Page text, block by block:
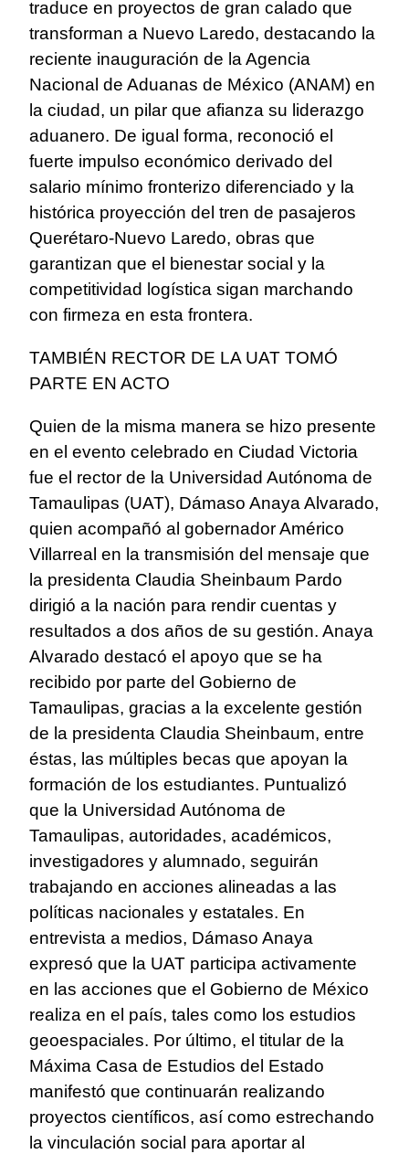
traduce en proyectos de gran calado que
transforman a Nuevo Laredo, destacando la
reciente inauguración de la Agencia
Nacional de Aduanas de México (ANAM) en
la ciudad, un pilar que afianza su liderazgo
aduanero. De igual forma, reconoció el
fuerte impulso económico derivado del
salario mínimo fronterizo diferenciado y la
histórica proyección del tren de pasajeros
Querétaro-Nuevo Laredo, obras que
garantizan que el bienestar social y la
competitividad logística sigan marchando
con firmeza en esta frontera.
TAMBIÉN RECTOR DE LA UAT TOMÓ
PARTE EN ACTO
Quien de la misma manera se hizo presente
en el evento celebrado en Ciudad Victoria
fue el rector de la Universidad Autónoma de
Tamaulipas (UAT), Dámaso Anaya Alvarado,
quien acompañó al gobernador Américo
Villarreal en la transmisión del mensaje que
la presidenta Claudia Sheinbaum Pardo
dirigió a la nación para rendir cuentas y
resultados a dos años de su gestión. Anaya
Alvarado destacó el apoyo que se ha
recibido por parte del Gobierno de
Tamaulipas, gracias a la excelente gestión
de la presidenta Claudia Sheinbaum, entre
éstas, las múltiples becas que apoyan la
formación de los estudiantes. Puntualizó
que la Universidad Autónoma de
Tamaulipas, autoridades, académicos,
investigadores y alumnado, seguirán
trabajando en acciones alineadas a las
políticas nacionales y estatales. En
entrevista a medios, Dámaso Anaya
expresó que la UAT participa activamente
en las acciones que el Gobierno de México
realiza en el país, tales como los estudios
geoespaciales. Por último, el titular de la
Máxima Casa de Estudios del Estado
manifestó que continuarán realizando
proyectos científicos, así como estrechando
la vinculación social para aportar al